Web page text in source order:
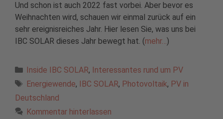
Und schon ist auch 2022 fast vorbei. Aber bevor es
Weihnachten wird, schauen wir einmal zurück auf ein
sehr ereignisreiches Jahr. Hier lesen Sie, was uns bei
IBC SOLAR dieses Jahr bewegt hat. (mehr…)
Kategorien
Inside IBC SOLAR, Interessantes rund um PV
Schlagwörter
Energiewende, IBC SOLAR, Photovoltaik, PV in
Deutschland
Kommentar hinterlassen